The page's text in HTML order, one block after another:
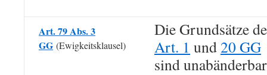
Art. 79 Abs. 3
GG (Ewigkeitsklausel)
Die Grundsätze
Art. 1 und20 GG
sind